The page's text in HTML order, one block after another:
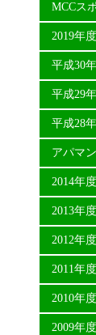
MCCス
2019年
平成30
平成29
平成28
アパマ
2014年
2013年
2012年
2011年
2010年
2009年